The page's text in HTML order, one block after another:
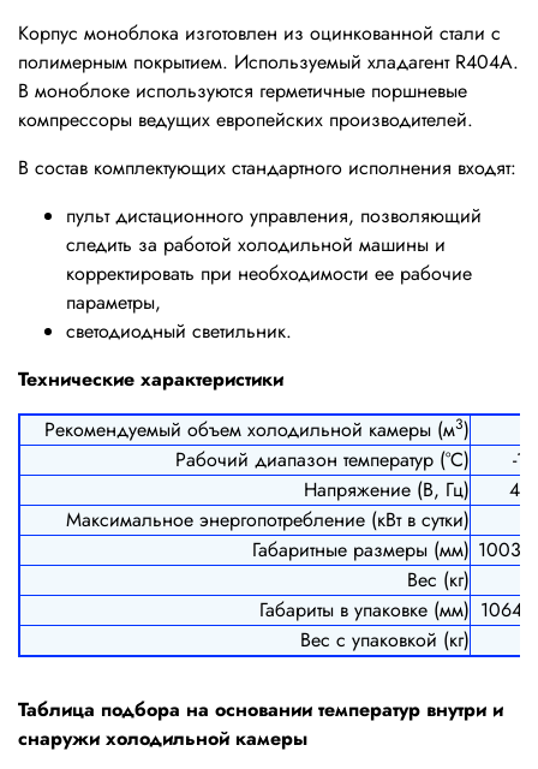
Корпус моноблока изготовлен из оцинкованной стали с
полимерным покрытием. Используемый хладагент R404A.
В моноблоке используются герметичные поршневые
компрессоры ведущих европейских производителей.
В состав комплектующих стандартного исполнения входят:
пульт дистационного управления, позволяющий
следить за работой холодильной машины и
корректировать при необходимости ее рабочие
параметры,
светодиодный светильник.
Технические характеристики
Рекомендуемый объем холодильной камеры (м3)
Рабочий диапазон температур (°С)
-
Напряжение (В, Гц)
Максимальное энергопотребление (кВт в сутки)
Габаритные размеры (мм)
Вес (кг)
Габариты в упаковке (мм)
Вес с упаковкой (кг)
Таблица подбора на основании температур внутри и
снаружи холодильной камеры